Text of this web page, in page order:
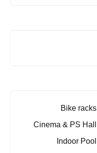
Bike racks
Cinema & PS Hall
Indoor Pool